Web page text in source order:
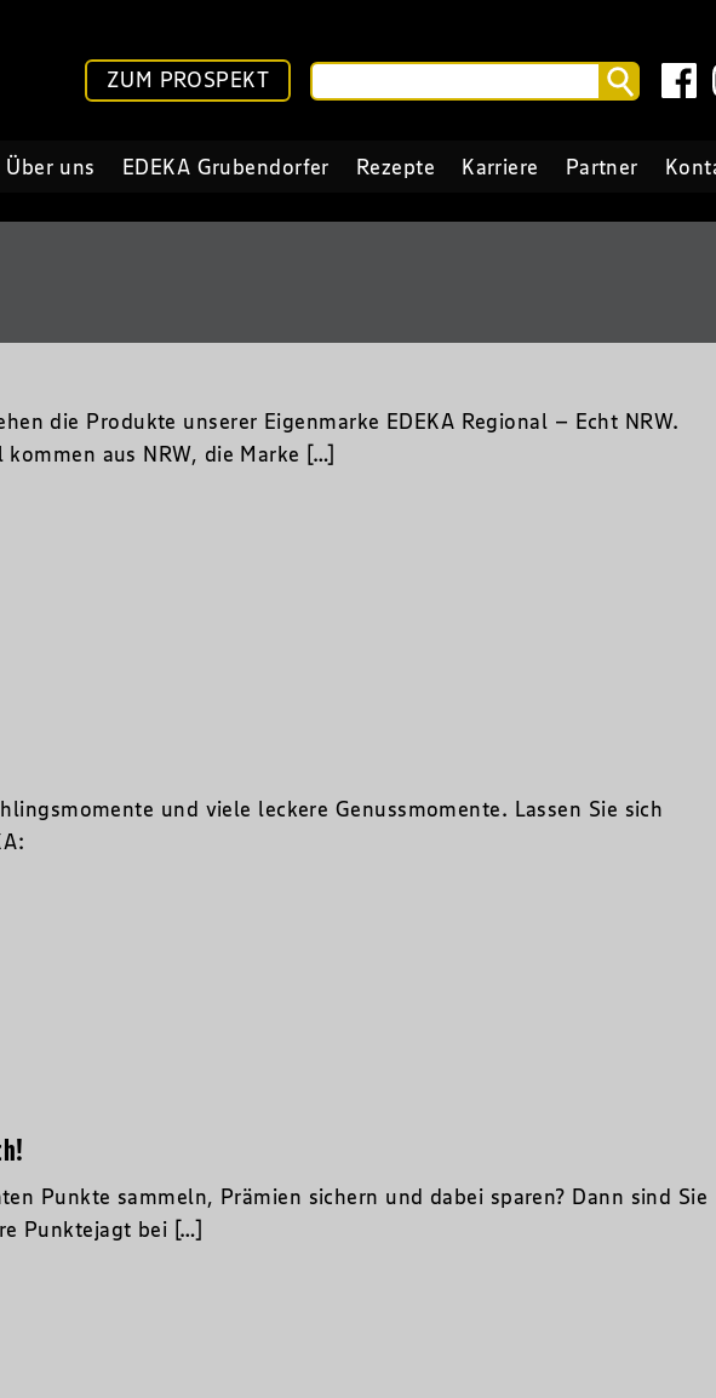
ZUM PROSPEKT
Über uns EDEKA Grubendorfer Rezepte Karriere Partner
die Produkte unserer Eigenmarke EDEKA Regional – Echt NRW.
aus NRW, die Marke […]
und viele leckere Genussmomente. Lassen Sie sich
Punkte sammeln, Prämien sichern und dabei sparen? Dann sind Sie
Punktejagt bei […]